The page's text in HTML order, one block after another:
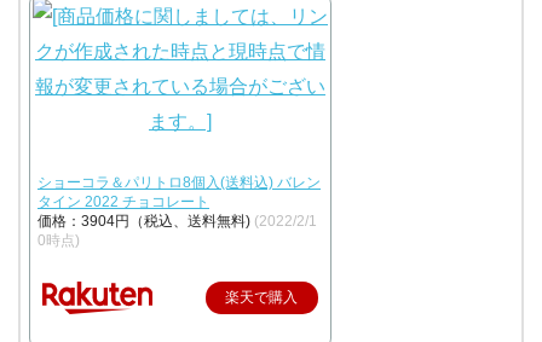
ショーコラ＆パリトロ8個入(送料込) バレン
タイン 2022 チョコレート
価格：3904円（税込、送料無料) (2022/2/1
0時点)
楽天で購入